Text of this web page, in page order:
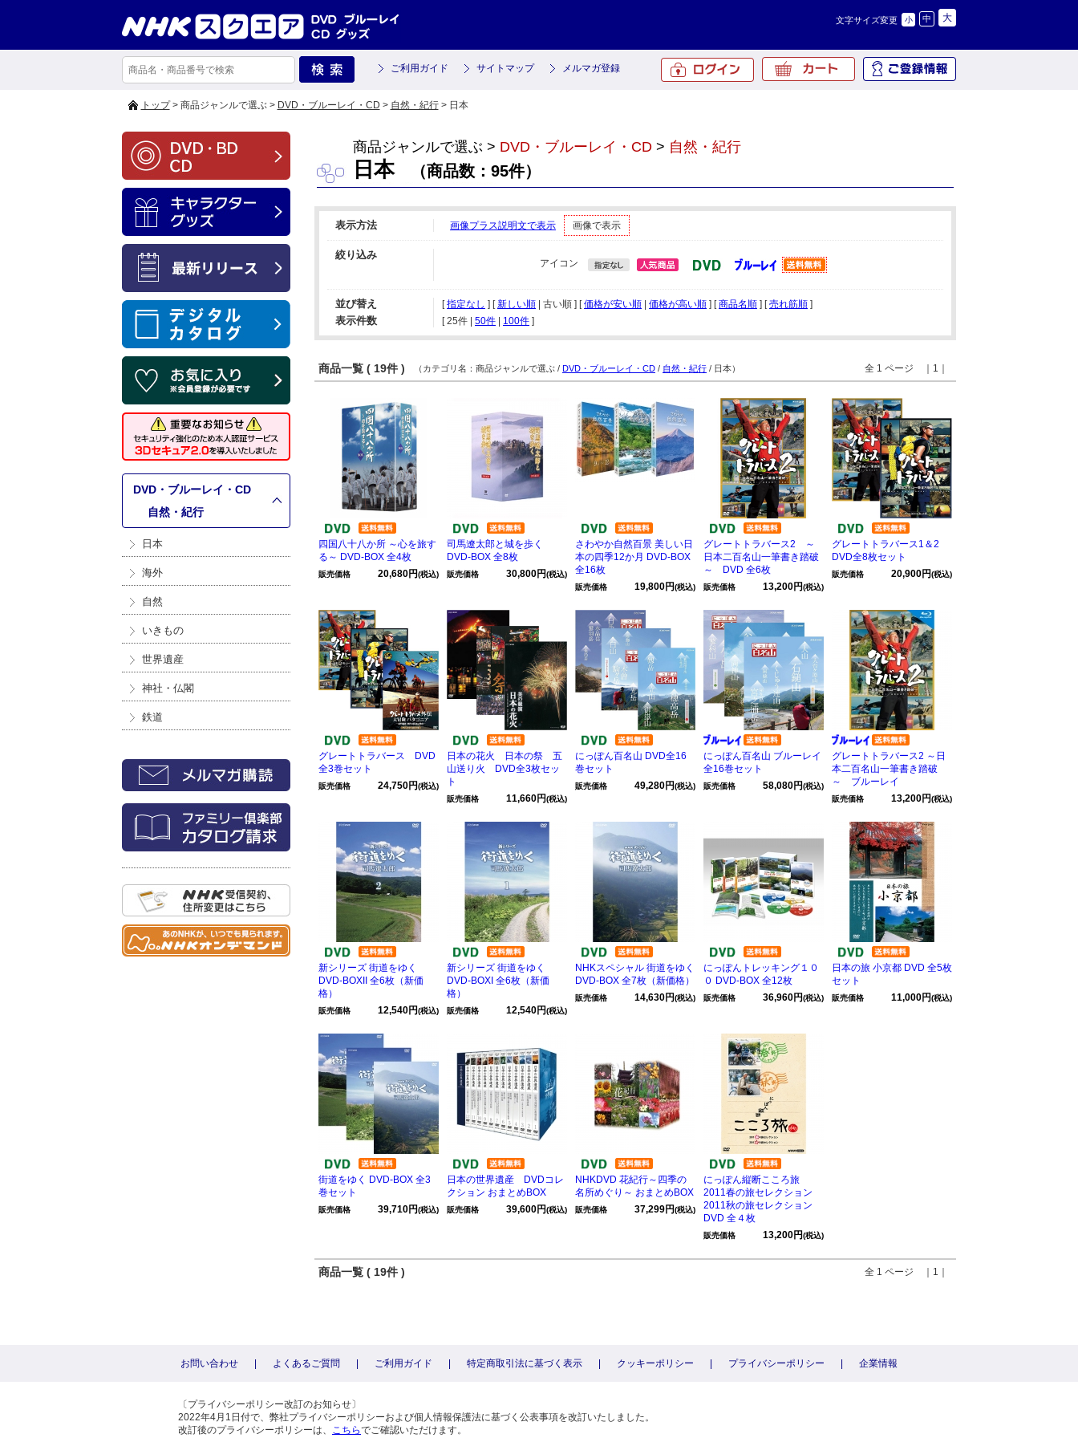
文字サイズ変更 小 中 大
ご利用ガイド サイトマップ メルマガ登録
トップ> 商品ジャンルで選ぶ > DVD・ブルーレイ・CD > 自然・紀行> 日本
DVD・ブルーレイ・CD
自然・紀行
日本
海外
自然
いきもの
世界遺産
神社・仏閣
鉄道
商品ジャンルで選ぶ > DVD・ブルーレイ・CD > 自然・紀行
日本（商品数：95件）
表示方法 画像プラス説明文で表示 画像で表示
絞り込み
アイコン
並び替え [指定なし ] [新しい順 | 古い順 ] [価格が安い順 価格が高い順 ] [商品名順 ] [売れ筋順 ]
表示件数 [ 25件 50件 100件 ]
商品一覧 ( 19件 ) 全 1 ページ ｜1｜
（カテゴリ名：商品ジャンルで選ぶ / DVD・ブルーレイ・CD / 自然・紀行 / 日本）
四国八十八か所 ～心を旅す
る～ DVD-BOX 全4枚
販売価格 20,680円(税込)
司馬遼太郎と城を歩く
DVD-BOX 全8枚
販売価格 30,800円(税込)
さわやか自然百景 美しい日
本の四季12か月 DVD-BOX
全16枚
販売価格 19,800円(税込)
グレートトラバース2 ～
日本二百名山一筆書き踏破
～ DVD 全6枚
販売価格 13,200円(税込)
グレートトラバース1＆2
DVD全8枚セット
販売価格 20,900円(税込)
グレートトラバース DVD
全3巻セット
販売価格 24,750円(税込)
日本の花火 日本の祭 五
山送り火 DVD全3枚セッ
ト
販売価格 11,660円(税込)
にっぽん百名山 DVD全16
巻セット
販売価格 49,280円(税込)
にっぽん百名山 ブルーレイ
全16巻セット
販売価格 58,080円(税込)
グレートトラバース2 ～日
本二百名山一筆書き踏破
～ ブルーレイ
販売価格 13,200円(税込)
新シリーズ 街道をゆく
DVD-BOXII 全6枚（新価
格）
販売価格 12,540円(税込)
新シリーズ 街道をゆく
DVD-BOXI 全6枚（新価
格）
販売価格 12,540円(税込)
NHKスペシャル 街道をゆく
DVD-BOX 全7枚（新価格）
販売価格 14,630円(税込)
にっぽんトレッキング１０
０ DVD-BOX 全12枚
販売価格 36,960円(税込)
日本の旅 小京都 DVD 全5枚
セット
販売価格 11,000円(税込)
街道をゆく DVD-BOX 全3
巻セット
販売価格 39,710円(税込)
日本の世界遺産 DVDコレ
クション おまとめBOX
販売価格 39,600円(税込)
NHKDVD 花紀行～四季の
名所めぐり～ おまとめBOX
販売価格 37,299円(税込)
にっぽん縦断こころ旅
2011春の旅セレクション
2011秋の旅セレクション
DVD 全４枚
販売価格 13,200円(税込)
商品一覧 ( 19件 ) 全 1 ページ ｜1｜
お問い合わせ よくあるご質問 ご利用ガイド 特定商取引法に基づく表示 クッキーポリシー プライバシーポリシー 企業情報
〔プライバシーポリシー改訂のお知らせ〕
2022年4月1日付で、弊社プライバシーポリシーおよび個人情報保護法に基づく公表事項を改訂いたしました。
改訂後のプライバシーポリシーは、 こちらでご確認いただけます。